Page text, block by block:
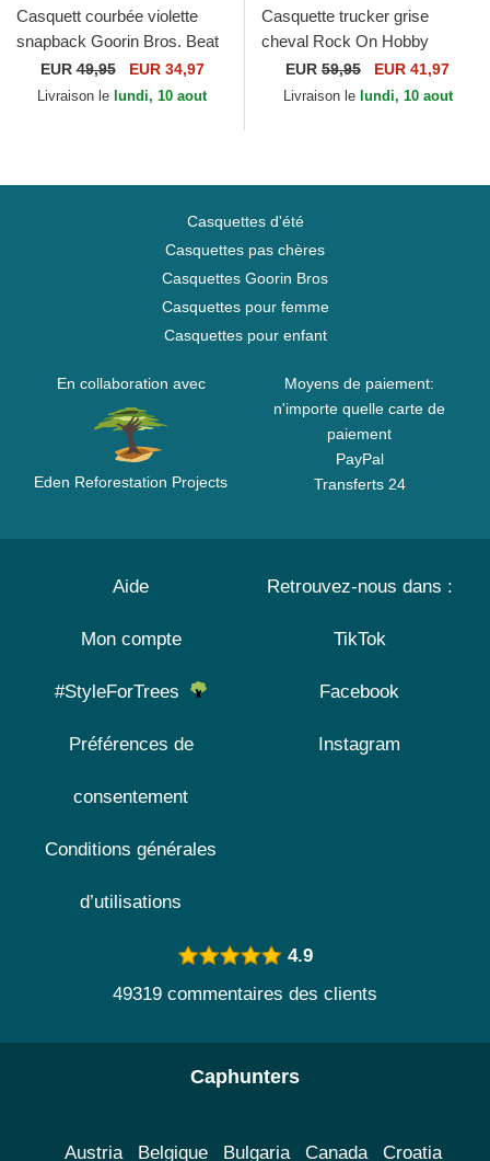
Casquett courbée violette
snapback Goorin Bros. Beat
Dead Horse Horse Play The
Farm Purple Hat...
EUR49,95 EUR 34,97
Livraison le lundi, 10 aout
Casquette trucker grise
cheval Rock On Hobby
Horse Happy Thoughts The
Farm Goorin Bros.
EUR 59,95 EUR 41,97
Livraison le lundi, 10 aout
Casquettes d'été
Casquettes pas chères
Casquettes Goorin Bros
Casquettes pour femme
Casquettes pour enfant
En collaboration avec
Eden Reforestation Projects
Moyens de paiement:
n'importe quelle carte de
paiement
PayPal
Transferts 24
Aide
Mon compte
#StyleForTrees
Préférences de
consentement
Conditions générales
d’utilisations
Retrouvez-nous dans :
TikTok
Facebook
Instagram
4.9
49319 commentaires des clients
Caphunters
Austria Belgique Bulgaria Canada Croatia